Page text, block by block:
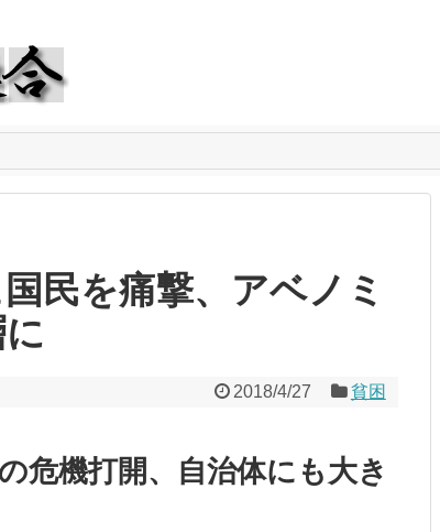
民を痛撃、アベノミ
2018/4/27 貧困
危機打開、自治体にも大き